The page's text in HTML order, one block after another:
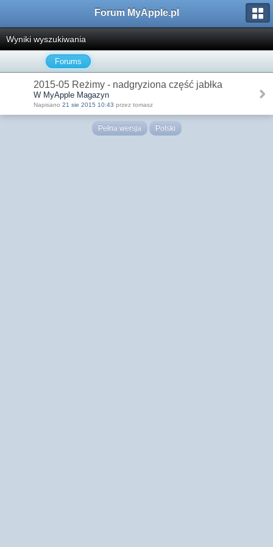
Forum MyApple.pl
Wyniki wyszukiwania
Forums
2015-05 Reżimy - nadgryziona część jabłka
W MyApple Magazyn
Napisano 21 sie 2015 10:43 przez tomasz
Pełna wersja Polski